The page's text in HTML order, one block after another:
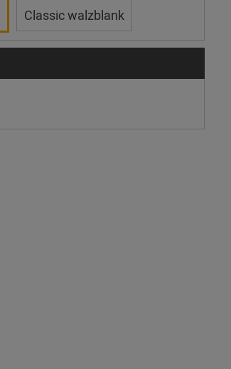
Classic walzblank